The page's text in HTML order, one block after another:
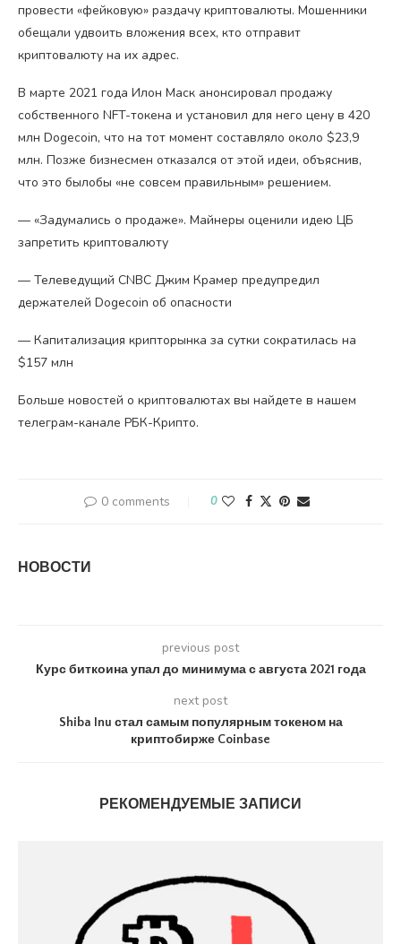
провести «фейковую» раздачу криптовалюты. Мошенники
обещали удвоить вложения всех, кто отправит
криптовалюту на их адрес.
В марте 2021 года Илон Маск анонсировал продажу
собственного NFT-токена и установил для него цену в 420
млн Dogecoin, что на тот момент составляло около $23,9
млн. Позже бизнесмен отказался от этой идеи, объяснив,
что это былобы «не совсем правильным» решением.
— «Задумались о продаже». Майнеры оценили идею ЦБ
запретить криптовалюту
— Телеведущий CNBC Джим Крамер предупредил
держателей Dogecoin об опасности
— Капитализация крипторынка за сутки сократилась на
$157 млн
Больше новостей о криптовалютах вы найдете в нашем
телеграм-канале РБК-Крипто.
0 comments 0
НОВОСТИ
previous post
Курс биткоина упал до минимума с августа 2021 года
next post
Shiba Inu стал самым популярным токеном на
криптобирже Coinbase
РЕКОМЕНДУЕМЫЕ ЗАПИСИ